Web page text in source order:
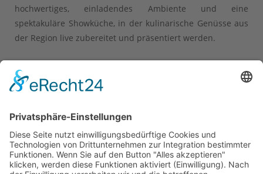
hochwertiges, einladendes Ambiente und eine
spektakuläre Showküche, in der kulinarische Genüsse aus
der Region live zubereitet und präsentiert werden.
...
Verkaufsshow. Eventprogramm.
Innovationscharakter.